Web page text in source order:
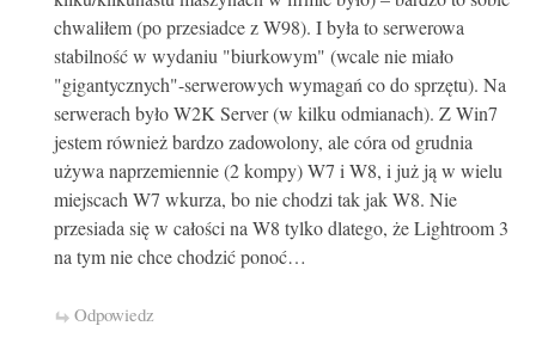
chwaliłem (po przesiadce z W98). I była to serwerowa
stabilność w wydaniu "biurkowym" (wcale nie miało
"gigantycznych"-serwerowych wymagań co do sprzętu). Na
serwerach było W2K Server (w kilku odmianach). Z Win7
jestem również bardzo zadowolony, ale córa od grudnia
używa naprzemiennie (2 kompy) W7 i W8, i już ją w wielu
miejscach W7 wkurza, bo nie chodzi tak jak W8. Nie
przesiada się w całości na W8 tylko dlatego, że Lightroom 3
na tym nie chce chodzić ponoć…
Odpowiedz